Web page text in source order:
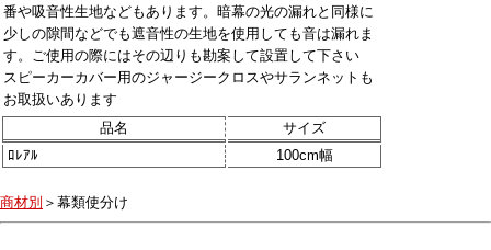
番や吸音性生地などもあります。暗幕の光の漏れと同様に
少しの隙間などでも遮音性の生地を使用しても音は漏れま
す。ご使用の際にはその辺りも勘案して設置して下さい
スピーカーカバー用のジャージークロスやサランネットも
お取扱いあります
品名
サイズ
ﾛﾚｱﾙ
100cm幅
商材別 ＞幕類使分け